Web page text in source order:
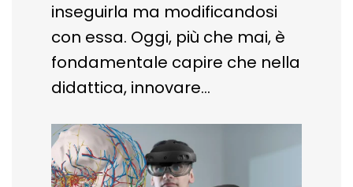
inseguirla ma modificandosi
con essa. Oggi, più che mai, è
fondamentale capire che nella
didattica, innovare…